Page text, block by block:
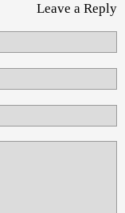
Leave a Reply